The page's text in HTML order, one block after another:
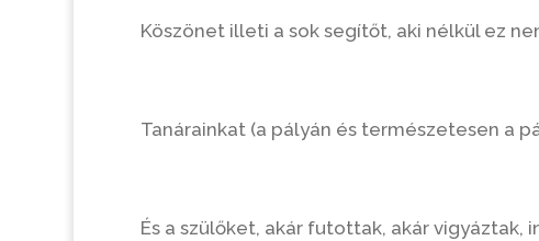
Köszönet illeti a sok segítőt, aki nélkül ez
Tanárainkat (a pályán és természetesen a
És a szülőket, akár futottak, akár